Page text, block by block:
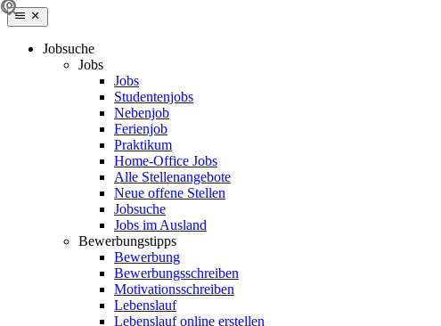
Jobsuche
Jobs
Jobs
Studentenjobs
Nebenjob
Ferienjob
Praktikum
Home-Office Jobs
Alle Stellenangebote
Neue offene Stellen
Jobsuche
Jobs im Ausland
Bewerbungstipps
Bewerbung
Bewerbungsschreiben
Motivationsschreiben
Lebenslauf
Lebenslauf online erstellen